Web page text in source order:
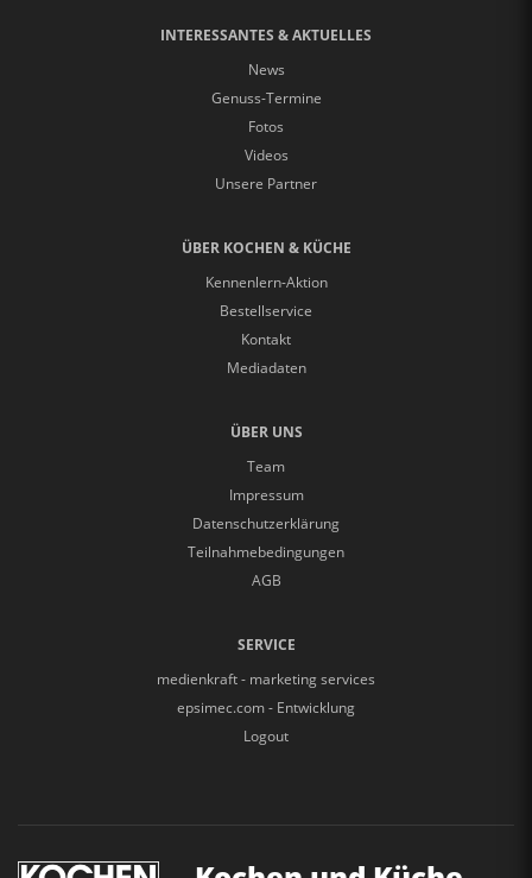
INTERESSANTES & AKTUELLES
News
Genuss-Termine
Fotos
Videos
Unsere Partner
ÜBER KOCHEN & KÜCHE
Kennenlern-Aktion
Bestellservice
Kontakt
Mediadaten
ÜBER UNS
Team
Impressum
Datenschutzerklärung
Teilnahmebedingungen
AGB
SERVICE
medienkraft - marketing services
epsimec.com - Entwicklung
Logout